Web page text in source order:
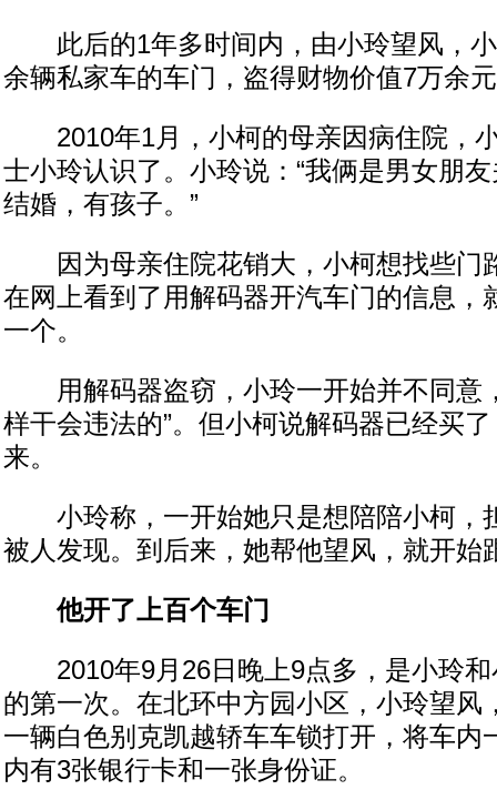
此后的1年多时间内，由小玲望风，小
余辆私家车的车门，盗得财物价值7万余
2010年1月，小柯的母亲因病住院，
士小玲认识了。小玲说：“我俩是男女朋
结婚，有孩子。”
因为母亲住院花销大，小柯想找些门
在网上看到了用解码器开汽车门的信息，
一个。
用解码器盗窃，小玲一开始并不同意
样干会违法的”。但小柯说解码器已经买
来。
小玲称，一开始她只是想陪陪小柯，
被人发现。到后来，她帮他望风，就开始
他开了上百个车门
2010年9月26日晚上9点多，是小玲和
的第一次。在北环中方园小区，小玲望风
一辆白色别克凯越轿车车锁打开，将车内
内有3张银行卡和一张身份证。